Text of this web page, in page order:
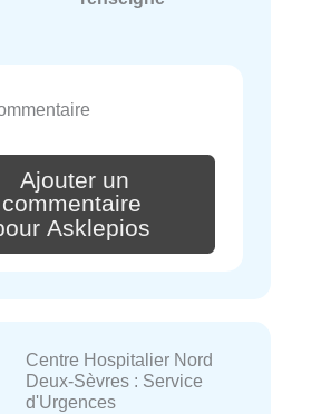
Ajouter un
commentaire
Asklepios
Centre Hospitalier Nord
Deux-Sèvres : Service
d'Urgences